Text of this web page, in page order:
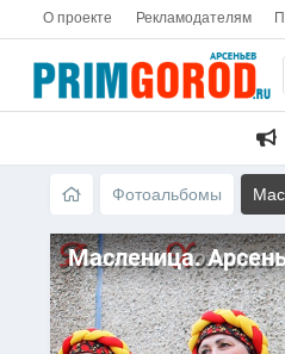
О проекте Рекламодателям
Фотоальбомы
Масленица.